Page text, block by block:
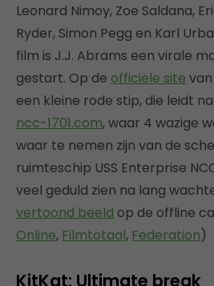
Leonard Nimoy, Zoe Saldana,
Ryder, Simon Pegg en Karl
film is J.J. Abrams een virale
gestart. Op de officiële site
een kleine rode stip, die leidt
ncc-1701.com, waar 4 wazige
waar te nemen zijn van de
ruimteschip USS Enterprise
veel geduld zien na lang
vertoond beeld op de offline
Online, Filmtotaal, Federation)
KitKat: Ultimate break